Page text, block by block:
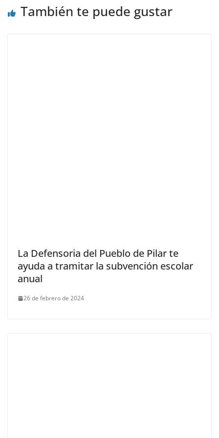
También te puede gustar
La Defensoria del Pueblo de Pilar te
ayuda a tramitar la subvención escolar
anual
26 de febrero de 2024